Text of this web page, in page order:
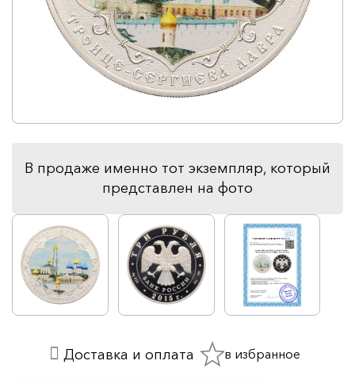
В продаже именно тот экземпляр, который
представлен на фото
Доставка и оплата в избранное